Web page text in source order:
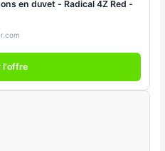
en duvet - Radical 4Z Red -
l'offre